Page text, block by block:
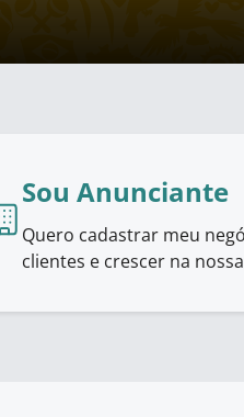
Sou Anunciante
Quero cadastrar meu
clientes e crescer na